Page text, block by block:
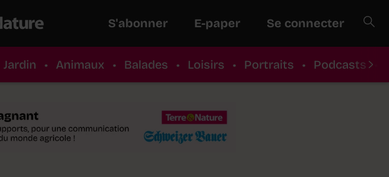
S'abonner E-paper Se connecter
Jardin • Animaux • Balades • Loisirs • Portraits • Podcasts